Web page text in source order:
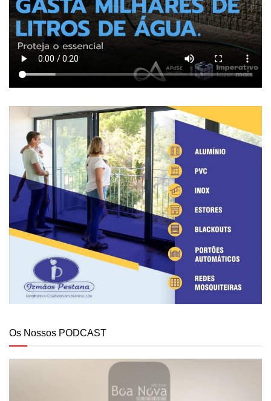
Os Nossos PODCAST